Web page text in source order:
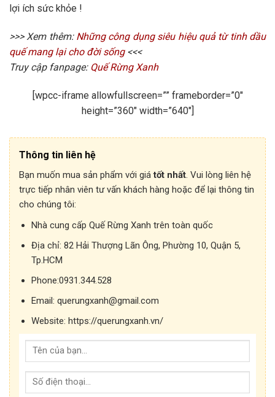
lợi ích sức khỏe !
>>> Xem thêm: Những công dụng siêu hiệu quả từ tinh dầu
quế mang lại cho đời sống<<<
Truy cập fanpage: Quế Rừng Xanh
[wpcc-iframe allowfullscreen=”” frameborder=”0″
height=”360″ width=”640″]
Thông tin liên hệ
Bạn muốn mua sản phẩm với giátốt nhất . Vui lòng liên hệ
trực tiếp nhân viên tư vấn khách hàng hoặc để lại thông tin
cho chúng tôi:
Nhà cung cấp Quế Rừng Xanh trên toàn quốc
Địa chỉ: 82 Hải Thượng Lãn Ông, Phường 10, Quận 5,
Tp.HCM
Phone:0931.344.528
Email: querungxanh@gmail.com
Website: https://querungxanh.vn/